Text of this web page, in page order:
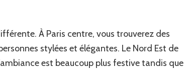
À Paris centre, vous trouverez des
stylées et élégantes. Le Nord Est de
est beaucoup plus festive tandis que